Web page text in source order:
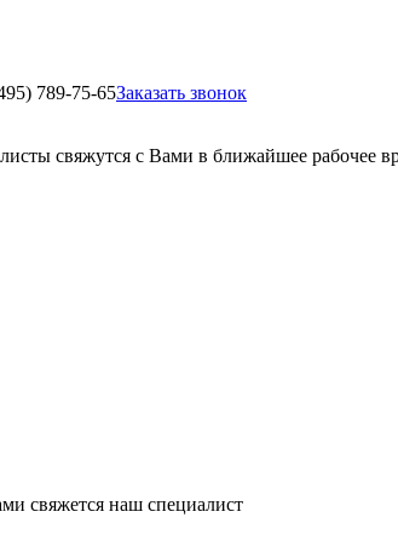
789-75-65Заказать звонок
свяжутся с Вами в ближайшее рабочее
свяжется наш специалист